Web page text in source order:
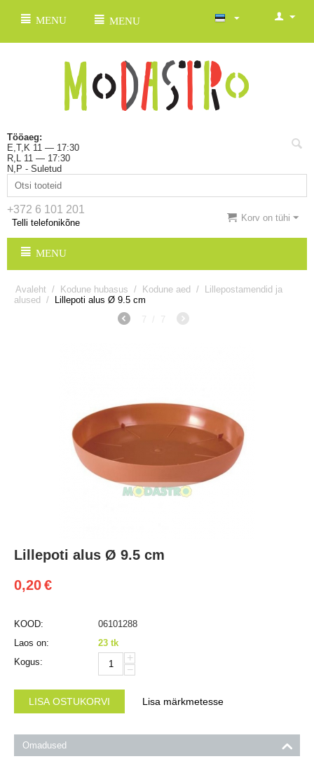
MENU MENU
Tööaeg:
E,T,K 11 — 17:30
R,L 11 — 17:30
N,P - Suletud
+372 6 101 201
Telli telefonikõne Korv on tühi
MENU
Avaleht / Kodune hubasus / Kodune aed /
Lillepostamendid ja
alused
/
Lillepoti alus Ø 9.5 cm
7
/ 7
Lillepoti alus Ø 9.5 cm
0,20€
KOOD:
06101288
Laos on:
23 tk
Kogus:
+
−
LISA OSTUKORVI Lisa märkmetesse
Omadused